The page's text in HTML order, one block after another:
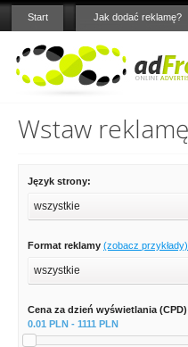
Start Jak dodać reklamę?
Wstaw
Język strony:
wszystkie
Format reklamy (zobacz przykłady)
wszystkie
Cena za dzień wyświetlania
0.01 PLN - 1111 PLN